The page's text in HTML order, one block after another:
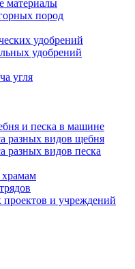
материалы
пород
удобрений
удобрений
угля
и песка в машине
разных видов щебня
разных видов песка
и учреждений